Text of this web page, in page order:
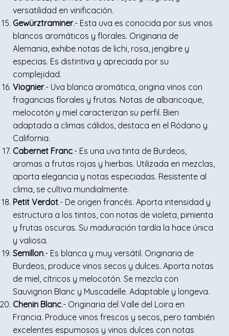
versatilidad en vinificación.
Gewürztraminer.- Esta uva es conocida por sus vinos
blancos aromáticos y florales. Originaria de
Alemania, exhibe notas de lichi, rosa, jengibre y
especias. Es distintiva y apreciada por su
complejidad.
Viognier.- Uva blanca aromática, origina vinos con
fragancias florales y frutas. Notas de albaricoque,
melocotón y miel caracterizan su perfil. Bien
adaptada a climas cálidos, destaca en el Ródano y
California.
Cabernet Franc.- Es una uva tinta de Burdeos,
aromas a frutas rojas y hierbas. Utilizada en mezclas,
aporta elegancia y notas especiadas. Resistente al
clima, se cultiva mundialmente.
Petit Verdot.- De origen francés. Aporta intensidad y
estructura a los tintos, con notas de violeta, pimienta
y frutas oscuras. Su maduración tardía la hace única
y valiosa.
Semillon.- Es blanca y muy versátil. Originaria de
Burdeos, produce vinos secos y dulces. Aporta notas
de miel, cítricos y melocotón. Se mezcla con
Sauvignon Blanc y Muscadelle. Adaptable y longeva.
Chenin Blanc.- Originaria del Valle del Loira en
Francia. Produce vinos frescos y secos, pero también
excelentes espumosos y vinos dulces con notas